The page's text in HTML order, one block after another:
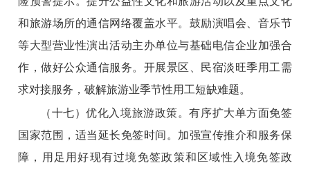
和旅游场所的通信网络覆盖水平。鼓励演唱会、音乐节
等大型营业性演出活动主办单位与基础电信企业加强合
作，做好公众通信服务。开展景区、民宿淡旺季用工需
求对接服务，破解旅游业季节性用工短缺难题。
（十七）优化入境旅游政策。有序扩大单方面免签
国家范围，适当延长免签时间。加强宣传推介和服务保
障，用足用好现有过境免签政策和区域性入境免签政